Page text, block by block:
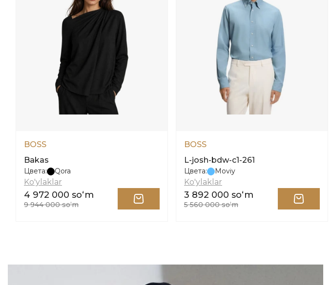
BOSS
Bakas
Цвета: Qora
Ko'ylaklar
4 972 000 soʻm
9 944 000 soʻm
BOSS
L-josh-bdw-c1-261
Цвета: Moviy
Ko'ylaklar
3 892 000 soʻm
5 560 000 soʻm